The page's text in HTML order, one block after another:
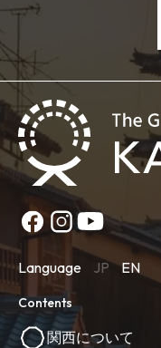
Language JP EN
Contents
関西について